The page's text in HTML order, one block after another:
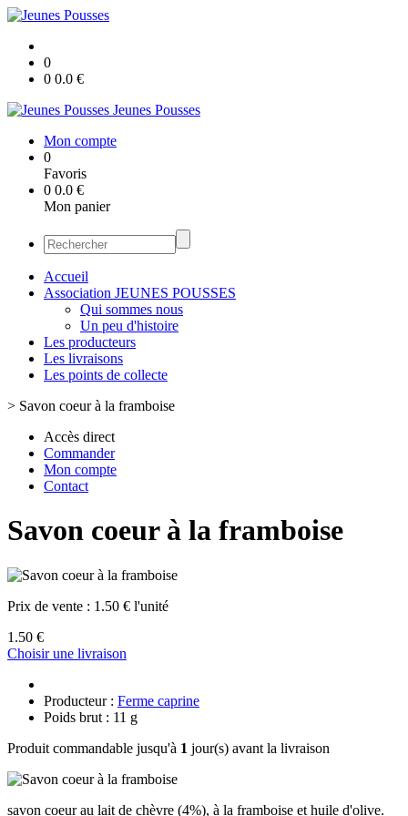
0
0 0.0 €
Jeunes Pousses
Mon compte
0
Favoris
0 0.0 €
Mon panier
Accueil
Association JEUNES POUSSES
Qui sommes nous
Un peu d'histoire
Les producteurs
Les livraisons
Les points de collecte
> Savon coeur à la framboise
Accès direct
Commander
Mon compte
Contact
Savon coeur à la framboise
Prix de vente : 1.50 € l'unité
1.50 €
Choisir une livraison
Producteur : Ferme caprine
Poids brut : 11 g
Produit commandable jusqu'à 1 jour(s) avant la livraison
savon coeur au lait de chèvre (4%), à la framboise et huile d'olive.